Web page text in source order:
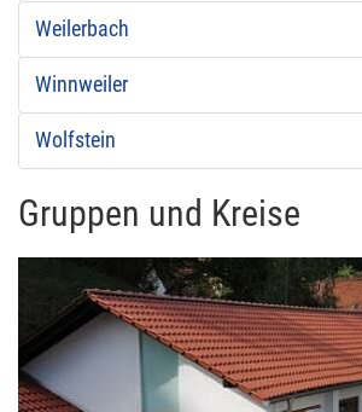
Weilerbach
Winnweiler
Wolfstein
Gruppen und Kreise